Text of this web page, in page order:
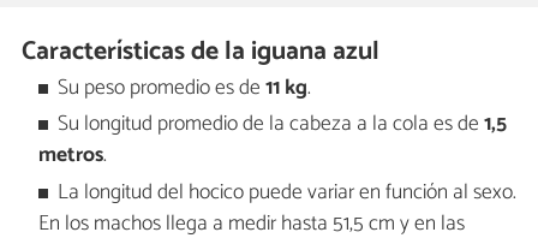
Características de la iguana azul
Su peso promedio es de11 kg.
Su longitud promedio de la cabeza a la cola es de1,5
metros.
La longitud del hocico puede variar en función al sexo.
En los machos llega a medir hasta 51,5 cm y en las